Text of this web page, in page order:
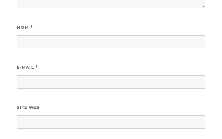
NOM *
E-MAIL *
SITE WEB